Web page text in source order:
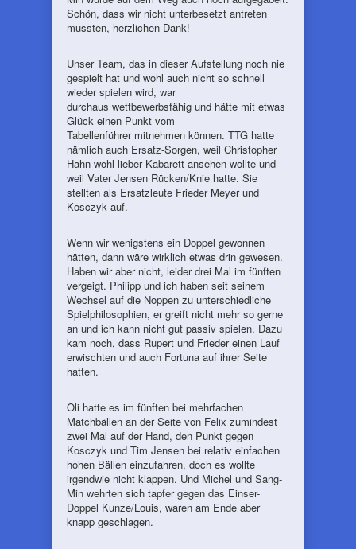
Schön, dass wir nicht unterbesetzt antreten
mussten, herzlichen Dank!
Unser Team, das in dieser Aufstellung noch nie
gespielt hat und wohl auch nicht so schnell
wieder spielen wird, war
durchaus wettbewerbsfähig und hätte mit etwas
Glück einen Punkt vom
Tabellenführer mitnehmen können. TTG hatte
nämlich auch Ersatz-Sorgen, weil Christopher
Hahn wohl lieber Kabarett ansehen wollte und
weil Vater Jensen Rücken/Knie hatte. Sie
stellten als Ersatzleute Frieder Meyer und
Kosczyk auf.
Wenn wir wenigstens ein Doppel gewonnen
hätten, dann wäre wirklich etwas drin gewesen.
Haben wir aber nicht, leider drei Mal im fünften
vergeigt. Philipp und ich haben seit seinem
Wechsel auf die Noppen zu unterschiedliche
Spielphilosophien, er greift nicht mehr so gerne
an und ich kann nicht gut passiv spielen. Dazu
kam noch, dass Rupert und Frieder einen Lauf
erwischten und auch Fortuna auf ihrer Seite
hatten.
Oli hatte es im fünften bei mehrfachen
Matchbällen an der Seite von Felix zumindest
zwei Mal auf der Hand, den Punkt gegen
Kosczyk und Tim Jensen bei relativ einfachen
hohen Bällen einzufahren, doch es wollte
irgendwie nicht klappen. Und Michel und Sang-
Min wehrten sich tapfer gegen das Einser-
Doppel Kunze/Louis, waren am Ende aber
knapp geschlagen.